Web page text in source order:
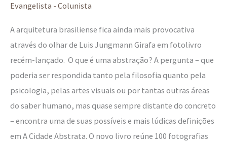
Evangelista - Colunista
A arquitetura brasiliense fica ainda mais provocativa
através do olhar de Luis Jungmann Girafa em fotolivro
recém-lançado. O que é uma abstração? A pergunta – que
poderia ser respondida tanto pela filosofia quanto pela
psicologia, pelas artes visuais ou por tantas outras áreas
do saber humano, mas quase sempre distante do concreto
– encontra uma de suas possíveis e mais lúdicas definições
em A Cidade Abstrata. O novo livro reúne 100 fotografias
Luis
Girafa